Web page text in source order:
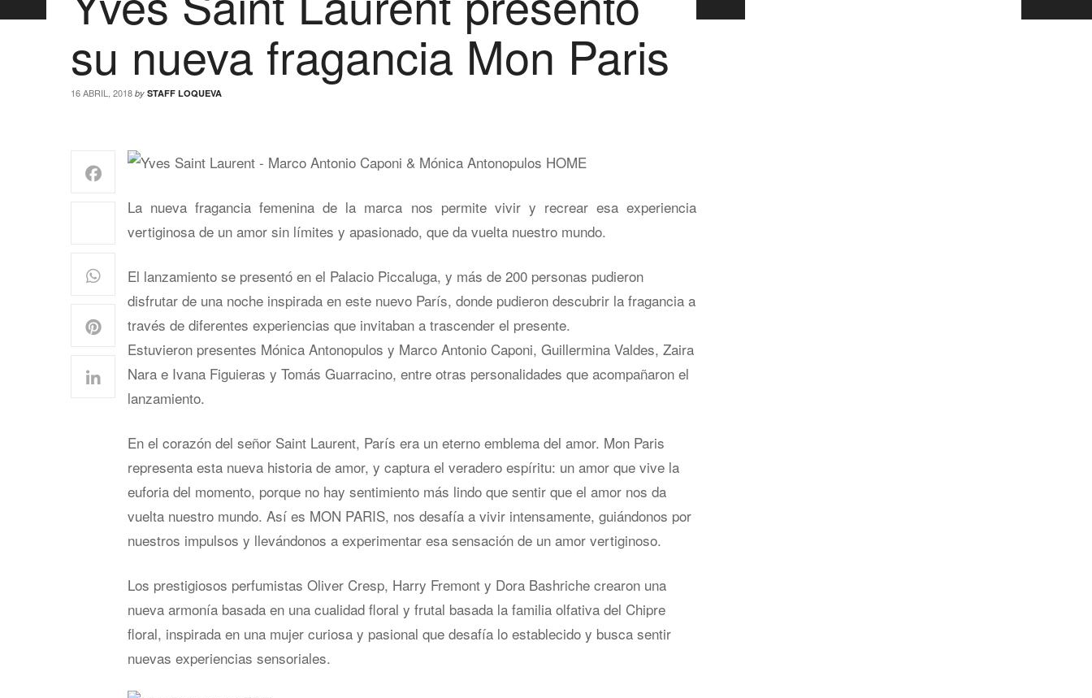
su nueva fragancia Mon Paris
16 ABRIL, 2018 by STAFF LOQUEVA
La nueva fragancia femenina de la marca nos permite vivir y recrear esa experiencia
vertiginosa de un amor sin límites y apasionado, que da vuelta nuestro mundo.
El lanzamiento se presentó en el Palacio Piccaluga, y más de 200 personas pudieron
disfrutar de una noche inspirada en este nuevo París, donde pudieron descubrir la fragancia a
través de diferentes experiencias que invitaban a trascender el presente.
Estuvieron presentes Mónica Antonopulos y Marco Antonio Caponi, Guillermina Valdes, Zaira
Nara e Ivana Figuieras y Tomás Guarracino, entre otras personalidades que acompañaron el
lanzamiento.
En el corazón del señor Saint Laurent, París era un eterno emblema del amor. Mon Paris
representa esta nueva historia de amor, y captura el veradero espíritu: un amor que vive la
euforia del momento, porque no hay sentimiento más lindo que sentir que el amor nos da
vuelta nuestro mundo. Así es MON PARIS, nos desafía a vivir intensamente, guiándonos por
nuestros impulsos y llevándonos a experimentar esa sensación de un amor vertiginoso.
Los prestigiosos perfumistas Oliver Cresp, Harry Fremont y Dora Bashriche crearon una
nueva armonía basada en una cualidad floral y frutal basada la familia olfativa del Chipre
floral, inspirada en una mujer curiosa y pasional que desafía lo establecido y busca sentir
nuevas experiencias sensoriales.